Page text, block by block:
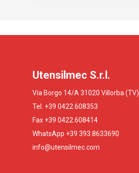
Utensilmec S.r.l.
Via Borgo 14/A 31020 Villorba (TV)
Tel. +39 0422.608353
Fax +39 0422.608414
WhatsApp +39 393.8633690
info@utensilmec.com